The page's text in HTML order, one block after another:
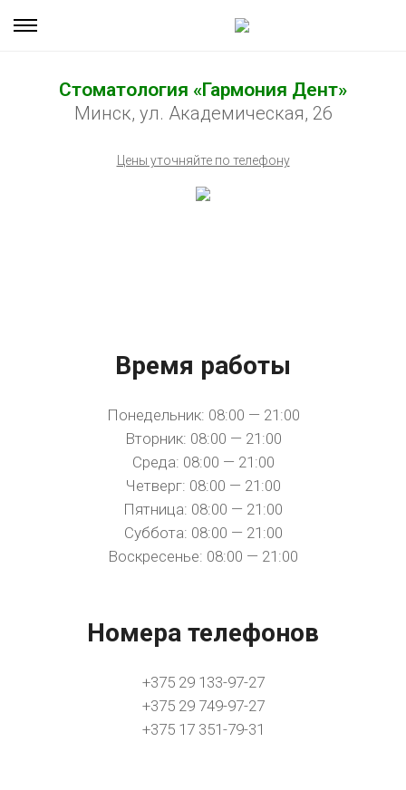
Стоматология «Гармония Дент»
Минск, ул. Академическая, 26
Цены уточняйте по телефону
Время работы
Понедельник: 08:00 — 21:00
Вторник: 08:00 — 21:00
Среда: 08:00 — 21:00
Четверг: 08:00 — 21:00
Пятница: 08:00 — 21:00
Суббота: 08:00 — 21:00
Воскресенье: 08:00 — 21:00
Номера телефонов
+375 29 133-97-27
+375 29 749-97-27
+375 17 351-79-31